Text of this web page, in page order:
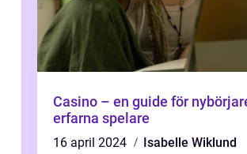
Casino – en guide för
erfarna spelare
16 april 2024
Isabelle Wiklund